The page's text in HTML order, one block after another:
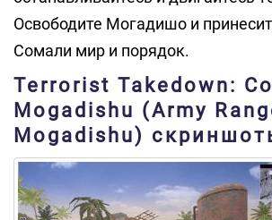
Освободите Могадишо и
Сомали мир и порядок.
Terrorist Takedown:
Mogadishu (Army
Mogadishu)